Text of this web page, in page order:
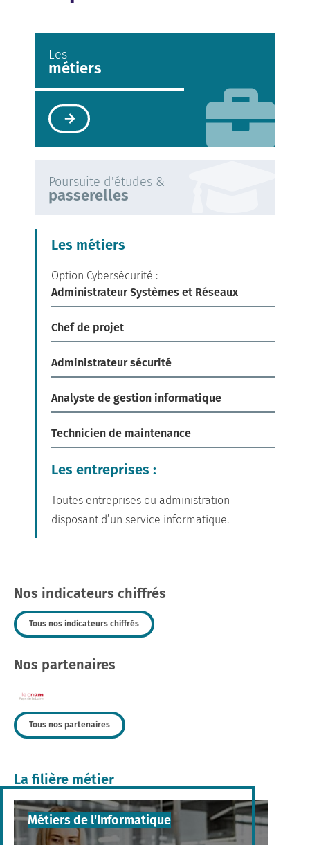
Les
métiers
Poursuite d'études &
passerelles
Les métiers
Option Cybersécurité :
Administrateur Systèmes et Réseaux
Chef de projet
Administrateur sécurité
Analyste de gestion informatique
Technicien de maintenance
Les entreprises :
Toutes entreprises ou administration
disposant d’un service informatique.
Nos indicateurs chiffrés
Tous nos indicateurs chiffrés
Nos partenaires
Tous nos partenaires
La filière métier
Métiers de l'Informatique